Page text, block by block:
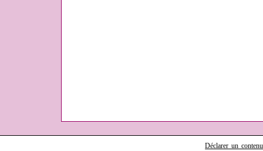
Déclarer un